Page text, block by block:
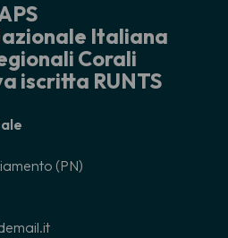
Italiana
Corali
iscritta RUNTS
(PN)